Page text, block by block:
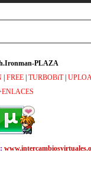
PLAZA
FREE TURBOBiT|
ENLACES